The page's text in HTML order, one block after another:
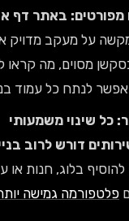
באתר דף אחד, כל
מעקב מדויק אחרי
מה קראו לעומק,
כל עמוד בנפרד.
משמעותי
לרוב בנייה
חנות או עמודים
גמישה יותר כמו